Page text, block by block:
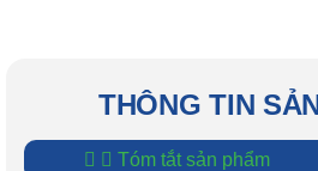
THÔNG TIN
Tóm tắt sản phẩm